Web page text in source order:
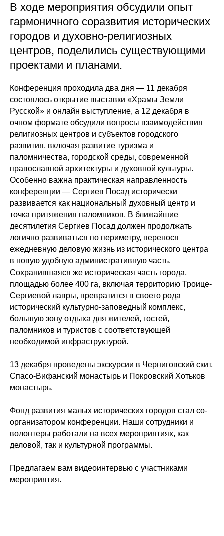
В ходе мероприятия обсудили опыт
гармоничного соразвития исторических
городов и духовно-религиозных
центров, поделились существующими
проектами и планами.
Конференция проходила два дня — 11 декабря
состоялось открытие выставки «Храмы Земли
Русской» и онлайн выступление, а 12 декабря в
очном формате обсудили вопросы взаимодействия
религиозных центров и субъектов городского
развития, включая развитие туризма и
паломничества, городской среды, современной
православной архитектуры и духовной культуры.
Особенно важна практическая направленность
конференции — Сергиев Посад исторически
развивается как национальный духовный центр и
точка притяжения паломников. В ближайшие
десятилетия Сергиев Посад должен продолжать
логично развиваться по периметру, перенося
ежедневную деловую жизнь из исторического центра
в новую удобную административную часть.
Сохранившаяся же историческая часть города,
площадью более 400 га, включая территорию Троице-
Сергиевой лавры, превратится в своего рода
исторический культурно-заповедный комплекс,
большую зону отдыха для жителей, гостей,
паломников и туристов с соответствующей
необходимой инфраструктурой.
13 декабря проведены экскурсии в Черниговский скит,
Спасо-Вифанский монастырь и Покровский Хотьков
монастырь.
Фонд развития малых исторических городов стал со-
организатором конференции. Наши сотрудники и
волонтеры работали на всех мероприятиях, как
деловой, так и культурной программы.
Предлагаем вам видеоинтервью с участниками
мероприятия.